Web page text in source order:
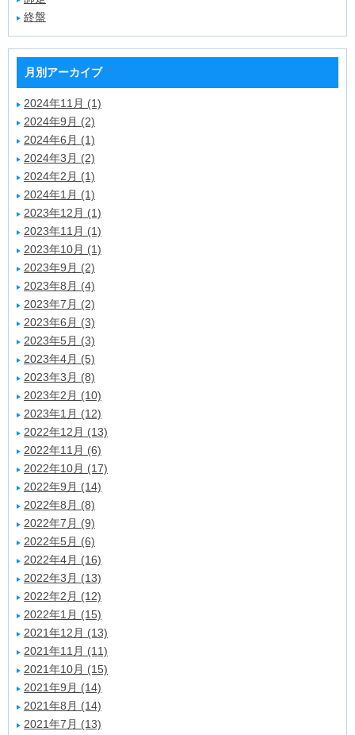
終盤
月別アーカイブ
2024年11月 (1)
2024年9月 (2)
2024年6月 (1)
2024年3月 (2)
2024年2月 (1)
2024年1月 (1)
2023年12月 (1)
2023年11月 (1)
2023年10月 (1)
2023年9月 (2)
2023年8月 (4)
2023年7月 (2)
2023年6月 (3)
2023年5月 (3)
2023年4月 (5)
2023年3月 (8)
2023年2月 (10)
2023年1月 (12)
2022年12月 (13)
2022年11月 (6)
2022年10月 (17)
2022年9月 (14)
2022年8月 (8)
2022年7月 (9)
2022年5月 (6)
2022年4月 (16)
2022年3月 (13)
2022年2月 (12)
2022年1月 (15)
2021年12月 (13)
2021年11月 (11)
2021年10月 (15)
2021年9月 (14)
2021年8月 (14)
2021年7月 (13)